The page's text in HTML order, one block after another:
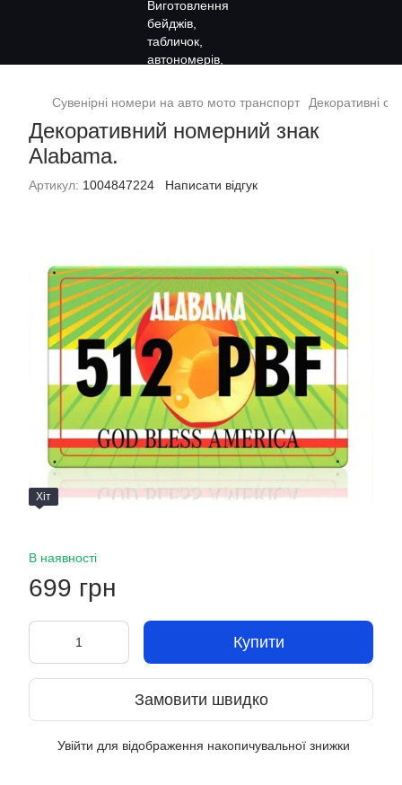
Сувенірні номери на авто мото транспорт Декоративні
Декоративний номерний знак
Alabama.
Артикул: 1004847224 Написати відгук
Хіт
В наявності
699 грн
Купити
Замовити швидко
Увійти для відображення накопичувальної знижки